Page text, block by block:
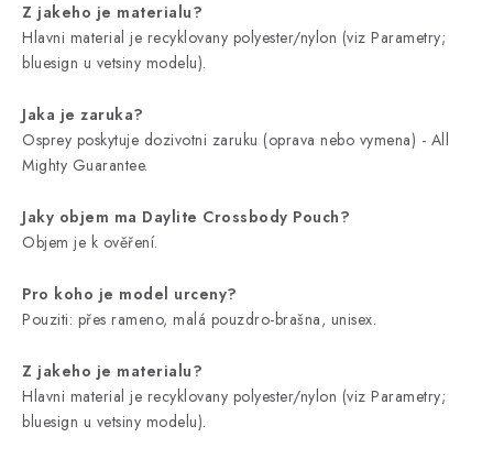
Z jakeho je materialu?
Hlavni material je recyklovany polyester/nylon (viz Parametry;
bluesign u vetsiny modelu).
Jaka je zaruka?
Osprey poskytuje dozivotni zaruku (oprava nebo vymena) - All
Mighty Guarantee.
Jaky objem ma Daylite Crossbody Pouch?
Objem je k ověření.
Pro koho je model urceny?
Pouziti: přes rameno, malá pouzdro-brašna, unisex.
Z jakeho je materialu?
Hlavni material je recyklovany polyester/nylon (viz Parametry;
bluesign u vetsiny modelu).